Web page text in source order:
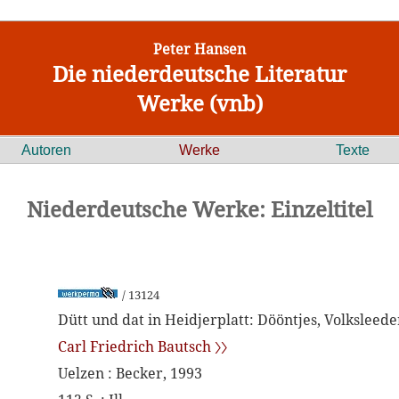
Peter Hansen
Die niederdeutsche Literatur
Werke (vnb)
Autoren Werke Texte
Niederdeutsche Werke: Einzeltitel
/ 13124
Dütt und dat in Heidjerplatt: Dööntjes,
Carl Friedrich Bautsch 〉〉
Uelzen : Becker, 1993